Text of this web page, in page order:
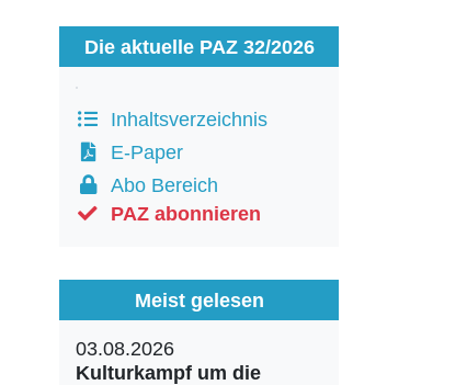
Die aktuelle PAZ 32/2026
Inhaltsverzeichnis
E-Paper
Abo Bereich
PAZ abonnieren
Meist gelesen
03.08.2026
Kulturkampf um die